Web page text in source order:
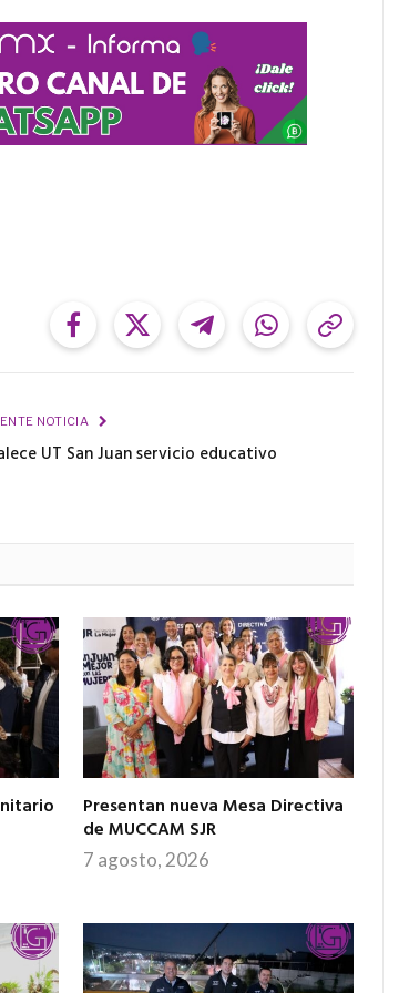
FacebookTwitterTelegramWhatsApp
Copy
NOTICIA
UT San Juan servicio educativo
Presentan nueva Mesa Directiva
de MUCCAM SJR
7 agosto, 2026